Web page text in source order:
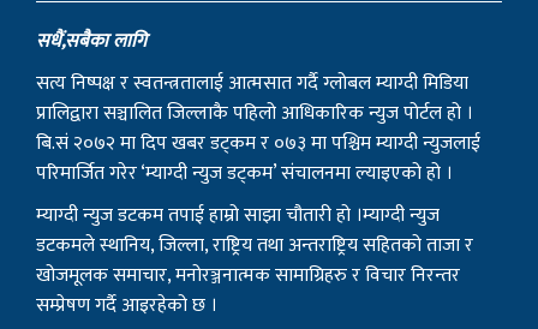
सधैं,सबैका लागि
सत्य निष्पक्ष र स्वतन्त्रतालाई आत्मसात गर्दै ग्लोबल म्याग्दी मिडिया
प्रालिद्वारा सञ्चालित जिल्लाकै पहिलो आधिकारिक न्युज पोर्टल हो ।
बि.सं २०७२ मा दिप खबर डट्कम र ०७३ मा पश्चिम म्याग्दी न्युजलाई
परिमार्जित गरेर ‘म्याग्दी न्युज डट्कम’ संचालनमा ल्याइएको हो ।
म्याग्दी न्युज डटकम तपाई हाम्रो साझा चौतारी हो ।म्याग्दी न्युज
डटकमले स्थानिय, जिल्ला, राष्ट्रिय तथा अन्तराष्ट्रिय सहितको ताजा र
खोजमूलक समाचार, मनोरञ्जनात्मक सामाग्रिहरु र विचार निरन्तर
सम्प्रेषण गर्दै आइरहेको छ ।